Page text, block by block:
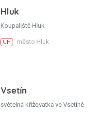
Hluk
Koupaliště Hluk
UH město Hluk
Vsetín
světelná křižovatka ve Vsetíně